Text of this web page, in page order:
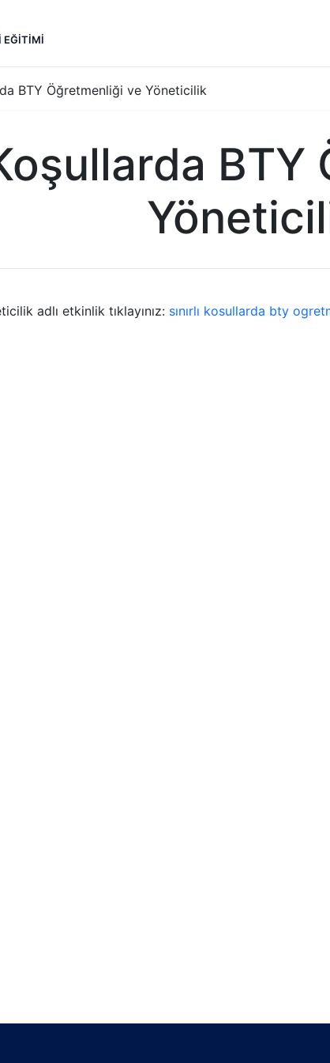
EĞITIMI
BTY Öğretmenliği ve Yöneticilik
Koşullarda
adlı etkinlik tıklayınız: sınırlı kosullarda bty